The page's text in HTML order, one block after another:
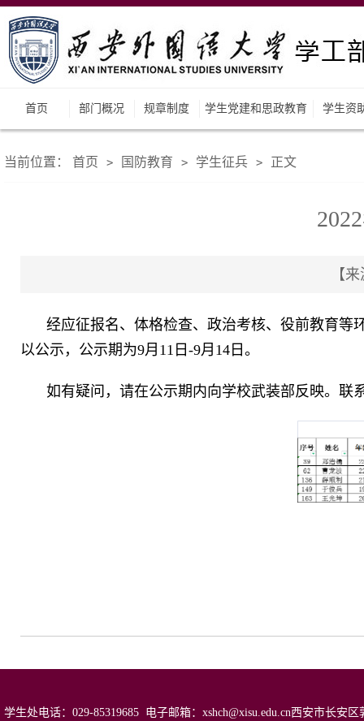
首页 部门概况 规章制度 学生党建和思政教育 学生资
当前位置： 首页 > 国防教育 > 学生征兵 > 正文
【
经应征报名、体格检查、政治考核、役前教育等
以公示，公示期为9月11日-9月14日。
如有疑问，请在公示期内向学校武装部反映。联
学生处电话：029-85319685 电子邮箱：xshch@xisu.edu.cn西安市长安